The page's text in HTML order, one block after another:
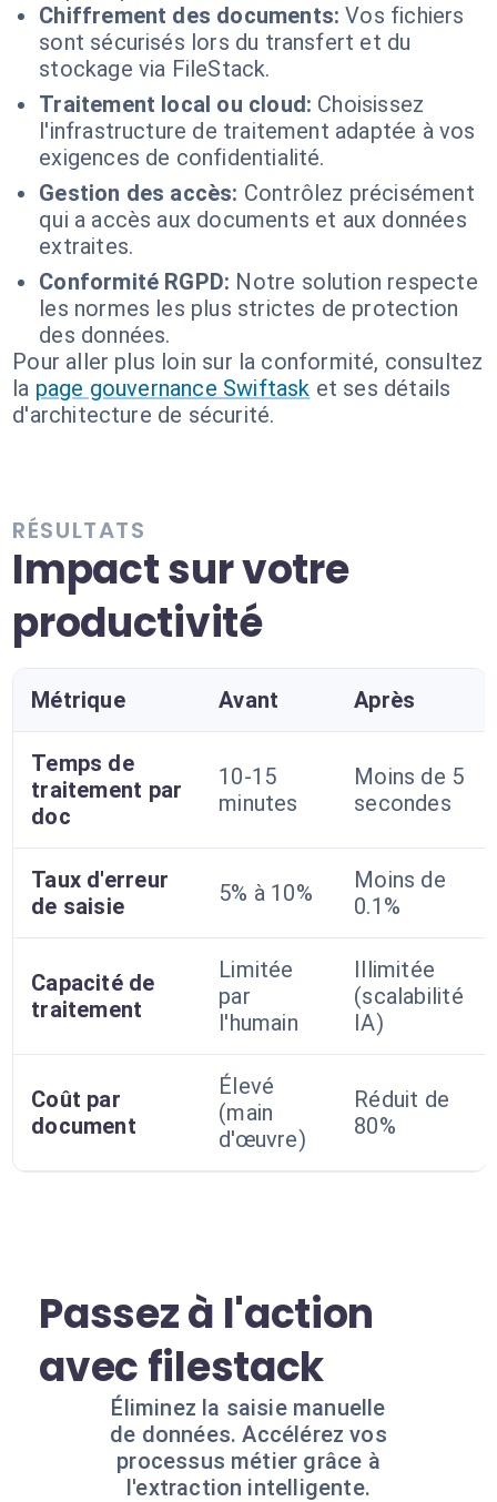
Chiffrement des documents: Vos fichiers
sont sécurisés lors du transfert et du
stockage via FileStack.
Traitement local ou cloud: Choisissez
l'infrastructure de traitement adaptée à vos
exigences de confidentialité.
Gestion des accès: Contrôlez précisément
qui a accès aux documents et aux données
extraites.
Conformité RGPD: Notre solution respecte
les normes les plus strictes de protection
des données.
Pour aller plus loin sur la conformité, consultez
la page gouvernance Swiftask et ses détails
d'architecture de sécurité.
RÉSULTATS
Impact sur votre
productivité
Métrique Avant Après
Temps de
traitement par
doc
10-15
minutes
Moins de 5
secondes
Taux d'erreur
de saisie
5% à 10%
Moins de
0.1%
Capacité de
traitement
Limitée
par
l'humain
Illimitée
(scalabilité
IA)
Coût par
document
Élevé
(main
d'œuvre)
Réduit de
80%
Passez à l'action
avec filestack
Éliminez la saisie manuelle
de données. Accélérez vos
processus métier grâce à
l'extraction intelligente.